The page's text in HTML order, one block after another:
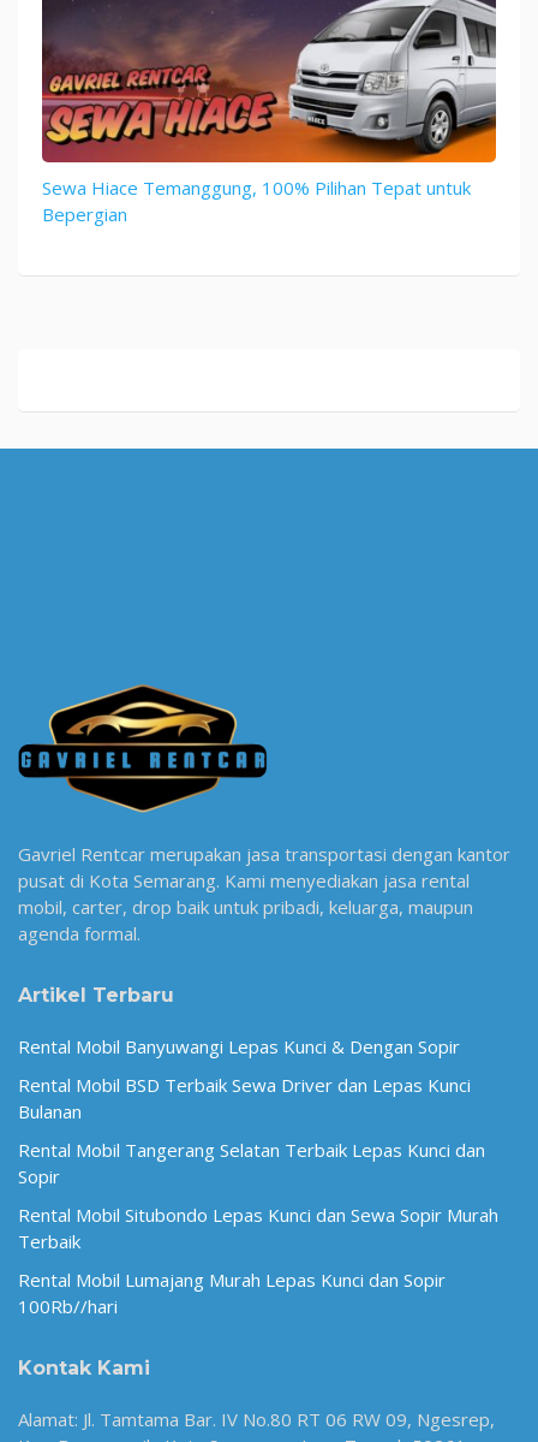
Sewa Hiace Temanggung, 100% Pilihan Tepat untuk
Bepergian
Gavriel Rentcar merupakan jasa transportasi dengan kantor
pusat di Kota Semarang. Kami menyediakan jasa rental
mobil, carter, drop baik untuk pribadi, keluarga, maupun
agenda formal.
Artikel Terbaru
Rental Mobil Banyuwangi Lepas Kunci & Dengan Sopir
Rental Mobil BSD Terbaik Sewa Driver dan Lepas Kunci
Bulanan
Rental Mobil Tangerang Selatan Terbaik Lepas Kunci dan
Sopir
Rental Mobil Situbondo Lepas Kunci dan Sewa Sopir Murah
Terbaik
Rental Mobil Lumajang Murah Lepas Kunci dan Sopir
100Rb//hari
Kontak Kami
Alamat: Jl. Tamtama Bar. IV No.80 RT 06 RW 09, Ngesrep,